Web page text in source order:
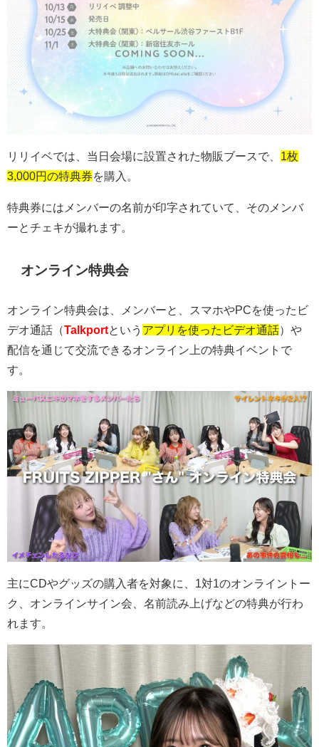
リリイベでは、当日会場に設置された物販ブースで、 1枚
3,000円の特典券を購入。
特典券にはメンバーの名前が印字されていて、そのメンバ
ーとチェキが撮れます。
オンライン特典会
オンライン特典会は、メンバーと、スマホやPCを使ったビ
デオ通話（Talkportという アプリを使ったビデオ通話）や
配信を通じて交流できるオンライン上の特典イベントで
す。
主にCDやグッズの購入者を対象に、 1対1のオンライントー
ク、オンラインサイン会、名前読み上げなどの特典が行わ
れます。